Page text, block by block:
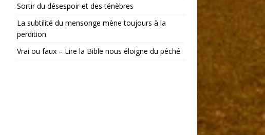
Sortir du désespoir et des ténèbres
La subtilité du mensonge mène toujours à la
perdition
Vrai ou faux – Lire la Bible nous éloigne du péché